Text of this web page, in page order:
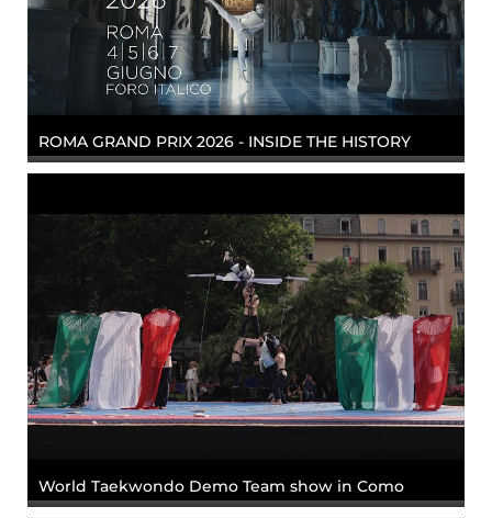
ROMA GRAND PRIX 2026 - INSIDE THE HISTORY
World Taekwondo Demo Team show in Como